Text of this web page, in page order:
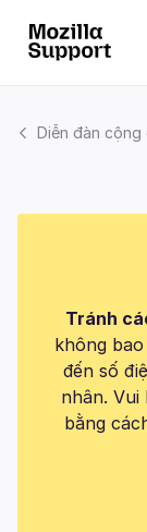
Diễn đàn cộng
Tránh
không
đến số
nhân. Vui
bằng